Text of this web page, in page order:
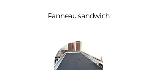
Panneau sandwich